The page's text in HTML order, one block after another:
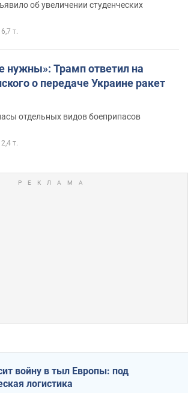
об увеличении студенческих
6,7 т.
нужны»: Трамп ответил на
о передаче Украине ракет
отдельных видов боеприпасов
2,4 т.
войну в тыл Европы: под
логистика